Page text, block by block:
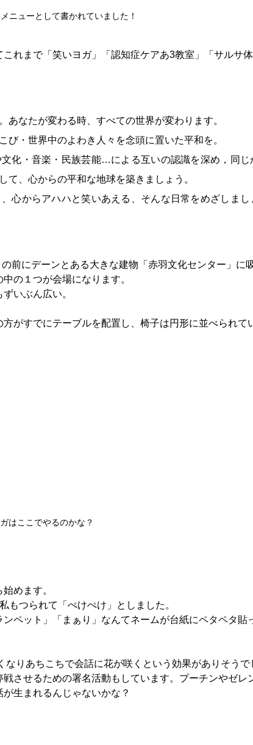
ニューとして書かれていました！
れまで「笑いヨガ」「認知症ケアあ3教室」「サルサ体
あなたが変わる時、すべての世界が変わります。
び・世界中のよわき人々を念頭に置いた平和を。
化・音楽・民族芸能…による互いの認識を深め，同じ
て、心からの平和な地球を築きましょう。
心からアハハと笑いあえる、そんな日常をめざしまし
前にデーンとある大きな建物「赤羽文化センター」に
の１つが会場になります。
いぶん広い。
がすでにテーブルを配置し、椅子は円形に並べられて
はここでやるのかな？
めます。
もつられて「ぺけぺけ」としました。
ンペット」「まぁり」なんてネームが台紙にペタペタ貼
させるための署名活動もしています。プーチンやゼレ
生まれるんじゃないかな？